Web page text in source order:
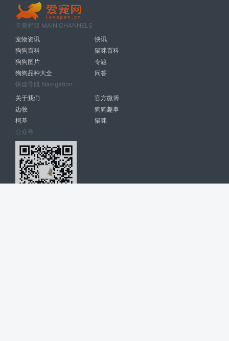
主要栏目 MAIN CHANNELS
宠物资讯
快讯
狗狗百科
猫咪百科
狗狗图片
专题
狗狗品种大全
问答
快速导航 Navigation
关于我们
官方微博
边牧
狗狗趣事
柯基
猫咪
公众号